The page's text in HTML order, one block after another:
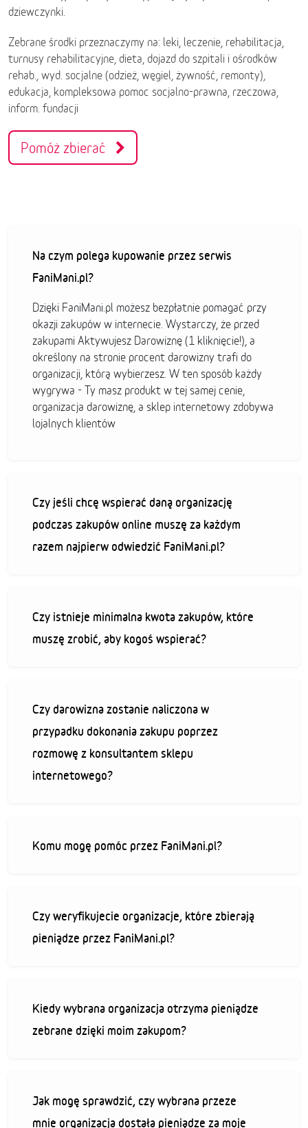
dziewczynki.
Zebrane środki przeznaczymy na: leki, leczenie, rehabilitacja,
turnusy rehabilitacyjne, dieta, dojazd do szpitali i ośrodków
rehab., wyd. socjalne (odzież, węgiel, żywność, remonty),
edukacja, kompleksowa pomoc socjalno-prawna, rzeczowa,
inform. fundacji
Pomóż zbierać
Na czym polega kupowanie przez serwis
FaniMani.pl?
Dzięki FaniMani.pl możesz bezpłatnie pomagać przy
okazji zakupów w internecie. Wystarczy, że przed
zakupami Aktywujesz Darowiznę (1 kliknięcie!), a
określony na stronie procent darowizny trafi do
organizacji, którą wybierzesz. W ten sposób każdy
wygrywa - Ty masz produkt w tej samej cenie,
organizacja darowiznę, a sklep internetowy zdobywa
lojalnych klientów
Czy jeśli chcę wspierać daną organizację
podczas zakupów online muszę za każdym
razem najpierw odwiedzić FaniMani.pl?
Czy istnieje minimalna kwota zakupów, które
muszę zrobić, aby kogoś wspierać?
Czy darowizna zostanie naliczona w
przypadku dokonania zakupu poprzez
rozmowę z konsultantem sklepu
internetowego?
Komu mogę pomóc przez FaniMani.pl?
Czy weryfikujecie organizacje, które zbierają
pieniądze przez FaniMani.pl?
Kiedy wybrana organizacja otrzyma pieniądze
zebrane dzięki moim zakupom?
Jak mogę sprawdzić, czy wybrana przeze
mnie organizacja dostała pieniądze za moje